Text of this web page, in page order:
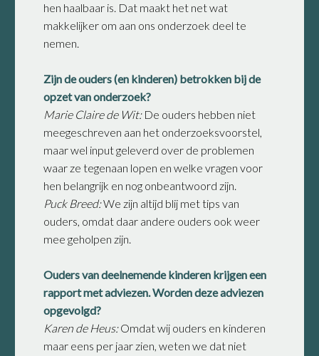
hen haalbaar is. Dat maakt het net wat
makkelijker om aan ons onderzoek deel te
nemen.
Zijn de ouders (en kinderen) betrokken bij de
opzet van onderzoek?
Marie Claire de Wit:De ouders hebben niet
meegeschreven aan het onderzoeksvoorstel,
maar wel input geleverd over de problemen
waar ze tegenaan lopen en welke vragen voor
hen belangrijk en nog onbeantwoord zijn.
Puck Breed:We zijn altijd blij met tips van
ouders, omdat daar andere ouders ook weer
mee geholpen zijn.
Ouders van deelnemende kinderen krijgen een
rapport met adviezen. Worden deze adviezen
opgevolgd?
Karen de Heus:Omdat wij ouders en kinderen
maar eens per jaar zien, weten we dat niet